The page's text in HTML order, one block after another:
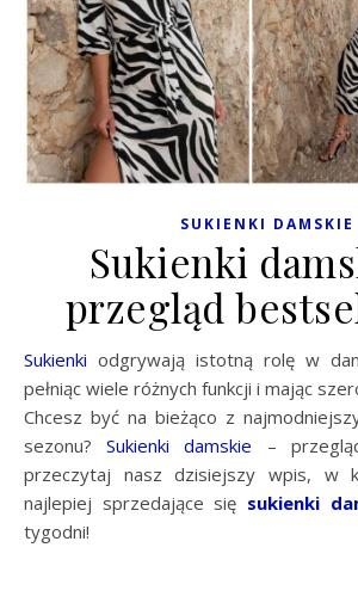
SUKIENKI DAMSKIE
Sukienki
przegląd
Sukienki odgrywają istotną rolę w
pełniąc wiele różnych funkcji i mając
Chcesz być na bieżąco z
sezonu?Sukienki damskie –
przeczytaj nasz dzisiejszy wpis, w
najlepiej sprzedające się sukienki
tygodni!